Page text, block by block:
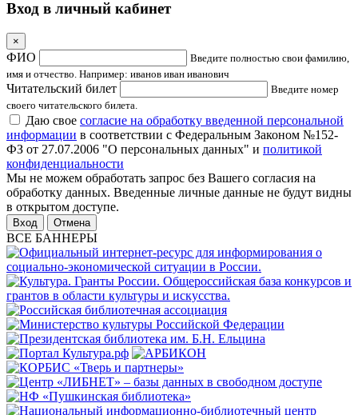
Вход в личный кабинет
×
ФИО
Введите полностью свои фамилию,
имя и отчество. Например: иванов иван иванович
Читательский билет
Введите номер
своего читательского билета.
Даю свое согласие на обработку введенной персональной
информации в соответствии с Федеральным Законом №152-
ФЗ от 27.07.2006 "О персональных данных" и политикой
конфиденциальности
Мы не можем обработать запрос без Вашего согласия на
обработку данных. Введенные личные данные не будут видны
в открытом доступе.
Отмена
ВСЕ БАННЕРЫ